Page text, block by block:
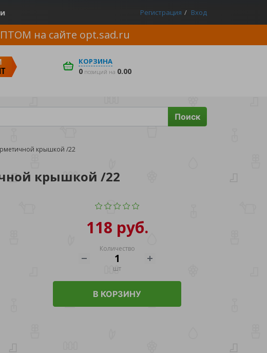
Регистрация Вход
на сайте opt.sad.ru
КОРЗИНА
0 позиций на 0.00
Поиск
крышкой /22
крышкой /22
118 руб.
Количество
шт
В КОРЗИНУ